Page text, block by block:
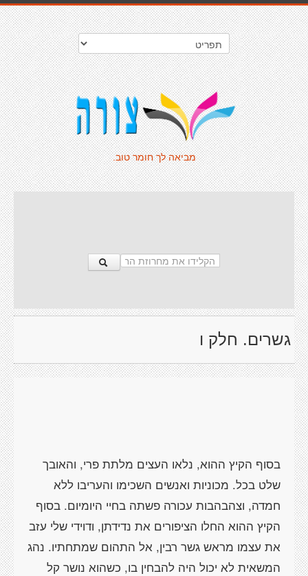
מביאה לך חומר טוב.
גשרים. חלק ו
בסוף הקיץ ההוא, נלאו העצים מלתת פרי, והאובך
שלט בכל. מכוניות ואנשים השכימו והעריבו ללא
חמדה, וצהבהבות עכורה פשתה בחיי היומיום. בסוף
הקיץ ההוא החלו הציפורים את נדידתן, ודוידי שלי עזב
את עצמו מראש גשר רבין, אל התהום שמתחתיו. נהג
המשאית לא יכול היה להבחין בו, כשהוא נושר קל